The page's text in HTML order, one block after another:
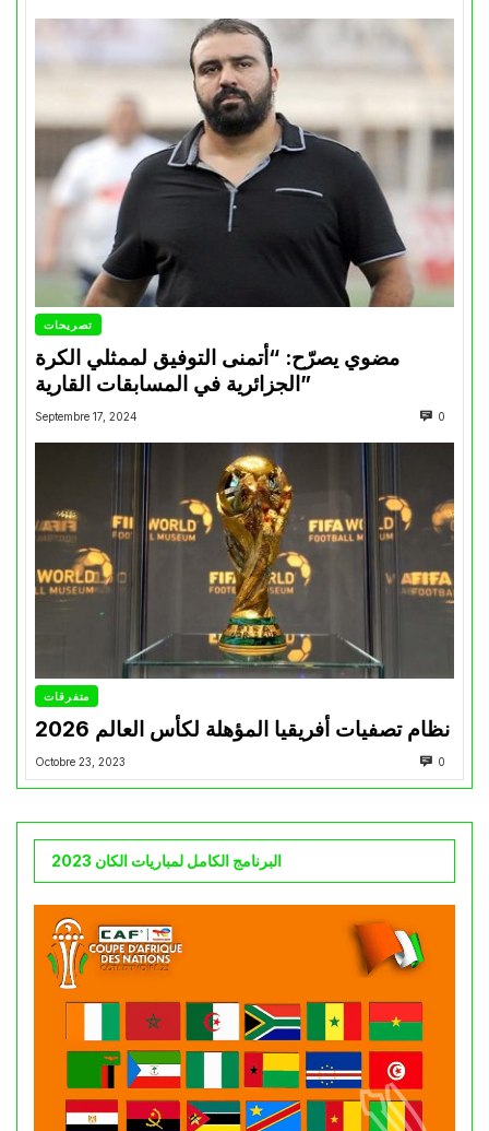
تصريحات
مضوي يصرّح: “أتمنى التوفيق لممثلي الكرة
الجزائرية في المسابقات القارية”
Septembre 17, 2024 0
متفرقات
نظام تصفيات أفريقيا المؤهلة لكأس العالم 2026
Octobre 23, 2023 0
البرنامج الكامل لمباريات الكان 2023